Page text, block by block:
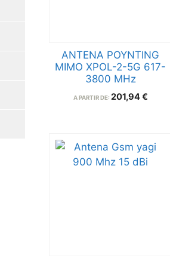
ANTENA POYNTING
MIMO XPOL-2-5G 617-
3800 MHz
A PARTIR DE: 201,94€